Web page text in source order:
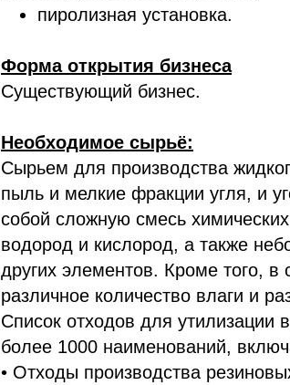
пиролизная установка.
Форма открытия бизнеса
Существующий бизнес.
Необходимое сырьё:
Сырьем для производства
пыль и мелкие фракции угля, и
собой сложную смесь
водород и кислород, а также
других элементов. Кроме того, в
различное количество влаги и
Список отходов для утилизации
более 1000 наименований,
• Отходы производства